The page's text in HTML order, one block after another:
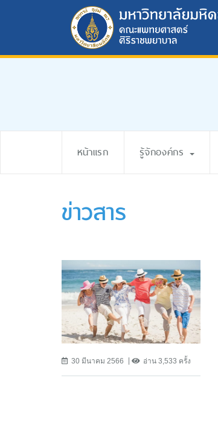
หน้าแรก รู้จักองค์กร
ข่าวสาร
30 มีนาคม 2566 อ่าน 3,533 ครั้ง